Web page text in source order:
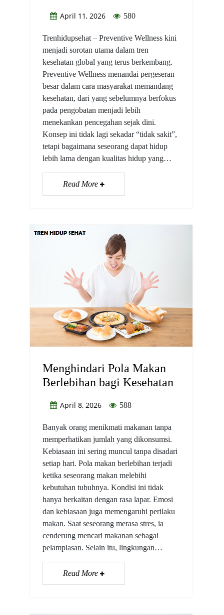
April 11, 2026 580
Trenhidupsehat – Preventive Wellness kini
menjadi sorotan utama dalam tren
kesehatan global yang terus berkembang.
Preventive Wellness menandai pergeseran
besar dalam cara masyarakat memandang
kesehatan, dari yang sebelumnya berfokus
pada pengobatan menjadi lebih
menekankan pencegahan sejak dini.
Konsep ini tidak lagi sekadar “tidak sakit”,
tetapi bagaimana seseorang dapat hidup
lebih lama dengan kualitas hidup yang…
Read More
Menghindari Pola Makan
Berlebihan bagi Kesehatan
April 8, 2026 588
Banyak orang menikmati makanan tanpa
memperhatikan jumlah yang dikonsumsi.
Kebiasaan ini sering muncul tanpa disadari
setiap hari. Pola makan berlebihan terjadi
ketika seseorang makan melebihi
kebutuhan tubuhnya. Kondisi ini tidak
hanya berkaitan dengan rasa lapar. Emosi
dan kebiasaan juga memengaruhi perilaku
makan. Saat seseorang merasa stres, ia
cenderung mencari makanan sebagai
pelampiasan. Selain itu, lingkungan…
Read More